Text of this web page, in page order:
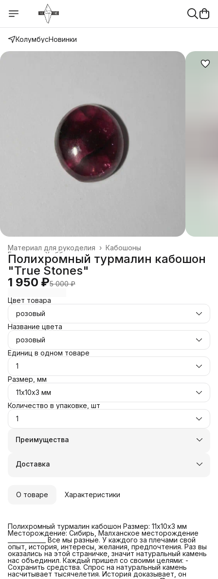
КолумбусНовинки
Кабошоны
Материал для рукоделия ›
Хобби и творчество
Главная
Полихромный турмалин кабошон
"True Stones"
1 950 ₽5 000 ₽
Цвет товара
розовый
Название цвета
розовый
Единиц в одном товаре
1
Размер, мм
11х10х3 мм
Количество в упаковке, шт
1
Преимущества
Оплата частями в Сплит
Удобный возврат
Доставка
О товаре Характеристики
Полихромный турмалин кабошон Размер: 11х10х3 мм
Месторождение: Сибирь, Малханское месторождение
_____________ Все мы разные. У каждого за плечами свой
опыт, история, интересы, желания, предпочтения. Раз вы
оказались на этой страничке, значит натуральный камень
нас объединил. Каждый пришел со своими целями: -
Сохранить средства. Спрос на натуральный камень
насчитывает тысячелетия. История доказывает, он